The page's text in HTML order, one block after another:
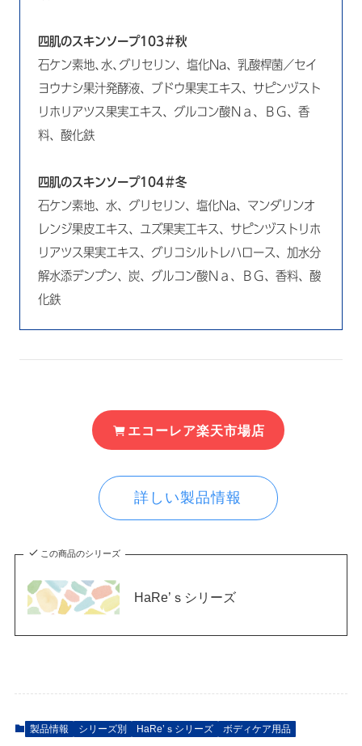
四肌のスキンソープ103＃秋
石ケン素地､水､グリセリン、塩化Na、乳酸桿菌／セイ
ヨウナシ果汁発酵液、ブドウ果実エキス、サピンヅスト
リホリアツス果実エキス、グルコン酸Ｎａ、ＢＧ、香
料、酸化鉄
四肌のスキンソープ104＃冬
石ケン素地、水、グリセリン、塩化Na、マンダリンオ
レンジ果皮エキス、ユズ果実工キス、サピンヅストリホ
リアツス果実エキス、グリコシルトレハロース、加水分
解水添デンプン、炭、グルコン酸Ｎａ、ＢＧ、香料、酸
化鉄
エコーレア楽天市場店
詳しい製品情報
この商品のシリーズ
HaRe’ｓシリーズ
製品情報 シリーズ別 HaRe’ｓシリーズ ボディケア用品